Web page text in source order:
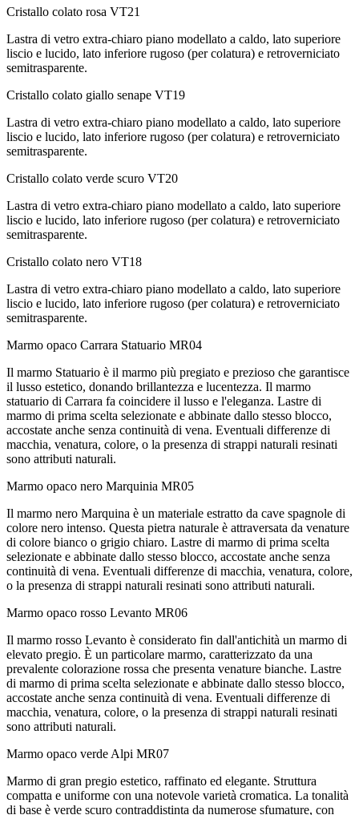
Cristallo colato rosa VT21
Lastra di vetro extra-chiaro piano modellato a caldo, lato superiore
liscio e lucido, lato inferiore rugoso (per colatura) e retroverniciato
semitrasparente.
Cristallo colato giallo senape VT19
Lastra di vetro extra-chiaro piano modellato a caldo, lato superiore
liscio e lucido, lato inferiore rugoso (per colatura) e retroverniciato
semitrasparente.
Cristallo colato verde scuro VT20
Lastra di vetro extra-chiaro piano modellato a caldo, lato superiore
liscio e lucido, lato inferiore rugoso (per colatura) e retroverniciato
semitrasparente.
Cristallo colato nero VT18
Lastra di vetro extra-chiaro piano modellato a caldo, lato superiore
liscio e lucido, lato inferiore rugoso (per colatura) e retroverniciato
semitrasparente.
Marmo opaco Carrara Statuario MR04
Il marmo Statuario è il marmo più pregiato e prezioso che garantisce
il lusso estetico, donando brillantezza e lucentezza. Il marmo
statuario di Carrara fa coincidere il lusso e l'eleganza. Lastre di
marmo di prima scelta selezionate e abbinate dallo stesso blocco,
accostate anche senza continuità di vena. Eventuali differenze di
macchia, venatura, colore, o la presenza di strappi naturali resinati
sono attributi naturali.
Marmo opaco nero Marquinia MR05
Il marmo nero Marquina è un materiale estratto da cave spagnole di
colore nero intenso. Questa pietra naturale è attraversata da venature
di colore bianco o grigio chiaro. Lastre di marmo di prima scelta
selezionate e abbinate dallo stesso blocco, accostate anche senza
continuità di vena. Eventuali differenze di macchia, venatura, colore,
o la presenza di strappi naturali resinati sono attributi naturali.
Marmo opaco rosso Levanto MR06
Il marmo rosso Levanto è considerato fin dall'antichità un marmo di
elevato pregio. È un particolare marmo, caratterizzato da una
prevalente colorazione rossa che presenta venature bianche. Lastre
di marmo di prima scelta selezionate e abbinate dallo stesso blocco,
accostate anche senza continuità di vena. Eventuali differenze di
macchia, venatura, colore, o la presenza di strappi naturali resinati
sono attributi naturali.
Marmo opaco verde Alpi MR07
Marmo di gran pregio estetico, raffinato ed elegante. Struttura
compatta e uniforme con una notevole varietà cromatica. La tonalità
di base è verde scuro contraddistinta da numerose sfumature, con